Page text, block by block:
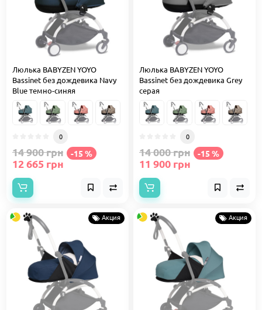
Люлька BABYZEN YOYO
Bassinet без дождевика Navy
Blue темно-синяя
0
14 900 грн -15 %
12 665 грн
Люлька BABYZEN YOYO
Bassinet без дождевика Grey
серая
0
14 000 грн -15 %
11 900 грн
Акция Акция